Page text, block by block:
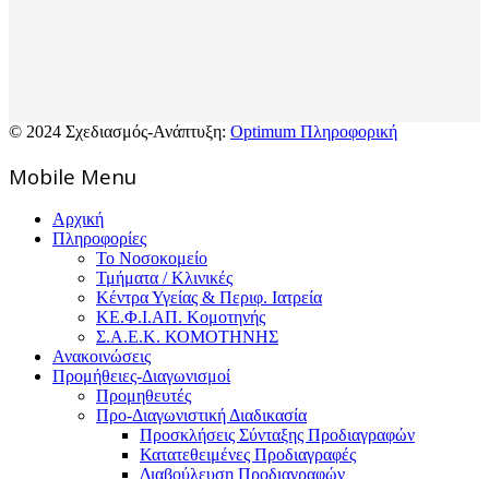
© 2024 Σχεδιασμός-Ανάπτυξη: Optimum Πληροφορική
Mοbile Menu
Αρχική
Πληροφορίες
Το Νοσοκομείο
Τμήματα / Κλινικές
Κέντρα Υγείας & Περιφ. Ιατρεία
ΚΕ.Φ.Ι.ΑΠ. Κομοτηνής
Σ.Α.Ε.Κ. ΚΟΜΟΤΗΝΗΣ
Ανακοινώσεις
Προμήθειες-Διαγωνισμοί
Προμηθευτές
Προ-Διαγωνιστική Διαδικασία
Προσκλήσεις Σύνταξης Προδιαγραφών
Κατατεθειμένες Προδιαγραφές
Διαβούλευση Προδιαγραφών